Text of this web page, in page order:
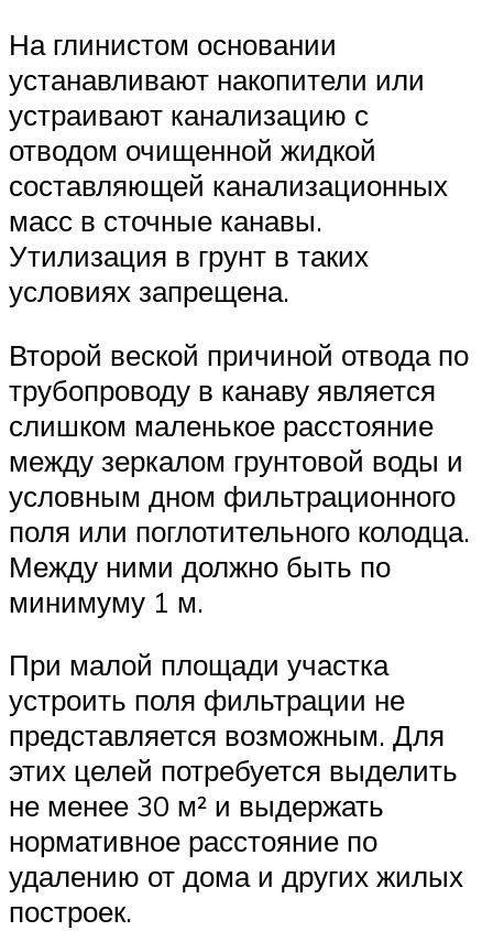
На глинистом основании
устанавливают накопители или
устраивают канализацию с
отводом очищенной жидкой
составляющей канализационных
масс в сточные канавы.
Утилизация в грунт в таких
условиях запрещена.
Второй веской причиной отвода по
трубопроводу в канаву является
слишком маленькое расстояние
между зеркалом грунтовой воды и
условным дном фильтрационного
поля или поглотительного колодца.
Между ними должно быть по
минимуму 1 м.
При малой площади участка
устроить поля фильтрации не
представляется возможным. Для
этих целей потребуется выделить
не менее 30 м² и выдержать
нормативное расстояние по
удалению от дома и других жилых
построек.